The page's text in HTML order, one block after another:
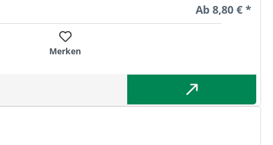
Regulärer
Ab 8,80 € *
Merken